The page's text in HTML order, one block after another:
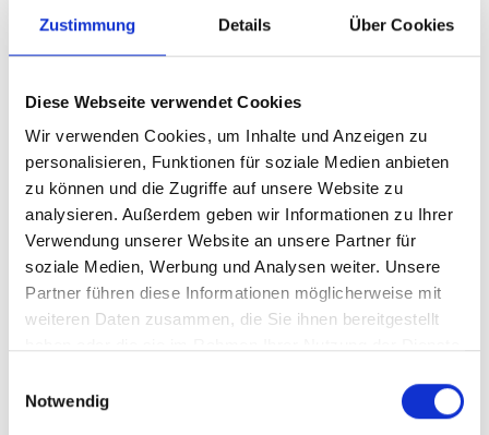
Zustimmung Details Über Cookies
Diese Webseite verwendet Cookies
Wir verwenden Cookies, um Inhalte und Anzeigen zu
personalisieren, Funktionen für soziale Medien anbieten
zu können und die Zugriffe auf unsere Website zu
analysieren. Außerdem geben wir Informationen zu Ihrer
Verwendung unserer Website an unsere Partner für
soziale Medien, Werbung und Analysen weiter. Unsere
Partner führen diese Informationen möglicherweise mit
weiteren Daten zusammen, die Sie ihnen bereitgestellt
Notwendig
Produktdetails
ÄHNLICHE PRODUKTE
-40%